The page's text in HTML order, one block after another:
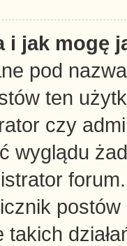
i jak mogę
pod
ten
czy
wyglądu
takich